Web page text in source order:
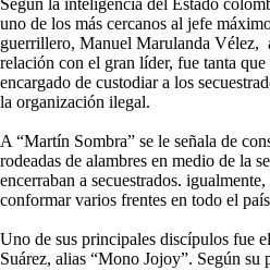
Según la inteligencia del Estado
uno de los más cercanos al jefe
guerrillero, Manuel Marulanda Vélez,
relación con el gran líder, fue tanta
encargado de custodiar a los
la organización ilegal.
A “Martín Sombra” se le señala de
rodeadas de alambres en medio de la
encerraban a secuestrados.
conformar varios frentes en todo el
Uno de sus principales discípulos fue
Suárez, alias “Mono Jojoy”. Según su